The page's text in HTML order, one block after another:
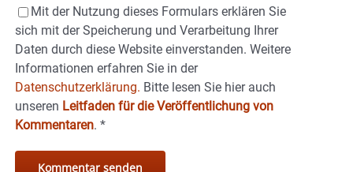
Mit der Nutzung dieses Formulars erklären Sie
sich mit der Speicherung und Verarbeitung Ihrer
Daten durch diese Website einverstanden. Weitere
Informationen erfahren Sie in der
Datenschutzerklärung. Bitte lesen Sie hier auch
unseren Leitfaden für die Veröffentlichung von
Kommentaren. *